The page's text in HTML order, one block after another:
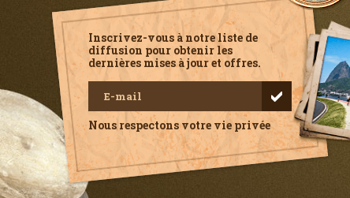
Inscrivez-vous à notre liste de
diffusion pour obtenir les
dernières mises à jour et offres.
Nous respectons votre vie privée